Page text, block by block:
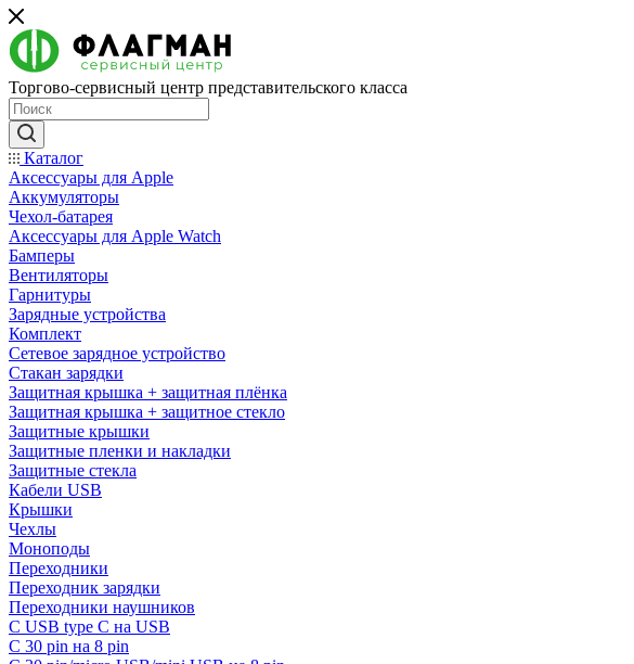
Торгово-сервисный центр представительского класса
Каталог
Аксессуары для Apple
Аккумуляторы
Чехол-батарея
Аксессуары для Apple Watch
Бамперы
Вентиляторы
Гарнитуры
Зарядные устройства
Комплект
Сетевое зарядное устройство
Стакан зарядки
Защитная крышка + защитная плёнка
Защитная крышка + защитное стекло
Защитные крышки
Защитные пленки и накладки
Защитные стекла
Кабели USB
Крышки
Чехлы
Моноподы
Переходники
Переходник зарядки
Переходники наушников
С USB type C на USB
С 30 pin на 8 pin